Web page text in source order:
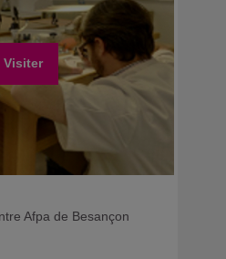
Visiter
Afpa de Besançon